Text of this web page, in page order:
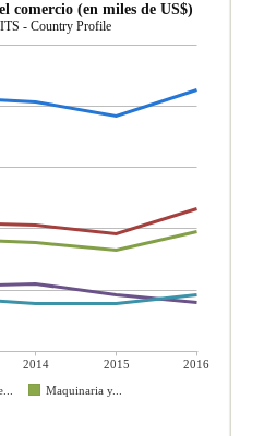
comercio (en miles de US$)
- Country Profile
2014 2015
2016
Maquinaria y...